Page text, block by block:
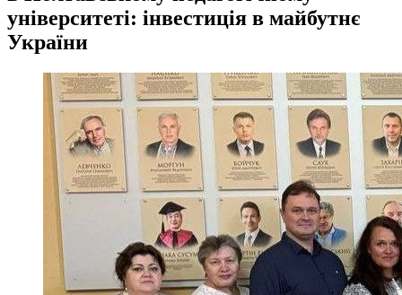
університеті: інвестиція в майбутнє
України